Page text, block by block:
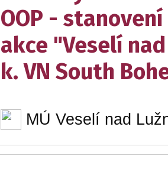
OOP -
akce "Veselí
k. VN South
MÚ Veselí nad